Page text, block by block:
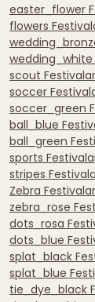
easter_flower
flowers
scout
soccer
soccer_green
ball_blue
ball_green
sports
stripes
Zebra
zebra_rose
dots_rosa
dots_blue
splat_black
splat_blue
tie_dye_black